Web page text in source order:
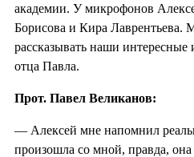
академии. У микрофонов
Борисова и Кира Лаврентьева.
рассказывать наши
отца Павла.
Прот. Павел Великанов:
— Алексей мне напомнил
произошла со мной, правда, она